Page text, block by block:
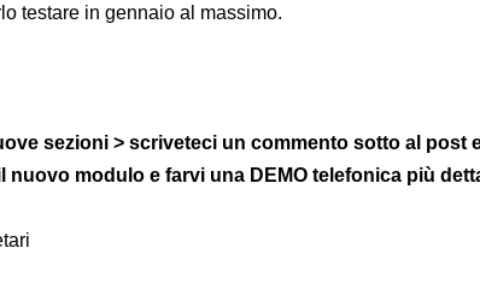
testare in gennaio al massimo.
sezioni > scriveteci un commento sotto al post
modulo e farvi una DEMO telefonica più